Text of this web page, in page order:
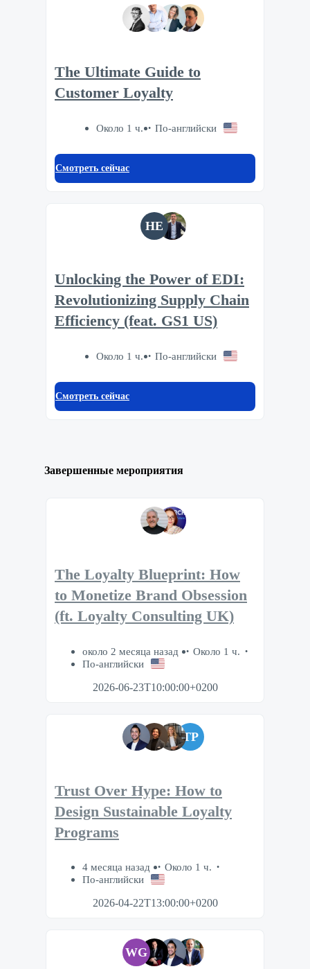
The Ultimate Guide to
Customer Loyalty
Около 1 ч. По-английски
Смотреть сейчас
HE
Unlocking the Power of EDI:
Revolutionizing Supply Chain
Efficiency (feat. GS1 US)
Около 1 ч. По-английски
Смотреть сейчас
Завершенные мероприятия
The Loyalty Blueprint: How
to Monetize Brand Obsession
(ft. Loyalty Consulting UK)
около 2 месяца назад
Около 1 ч.
По-английски
2026-06-23T10:00:00+0200
TP
Trust Over Hype: How to
Design Sustainable Loyalty
Programs
4 месяца назад
Около 1 ч.
По-английски
2026-04-22T13:00:00+0200
WG